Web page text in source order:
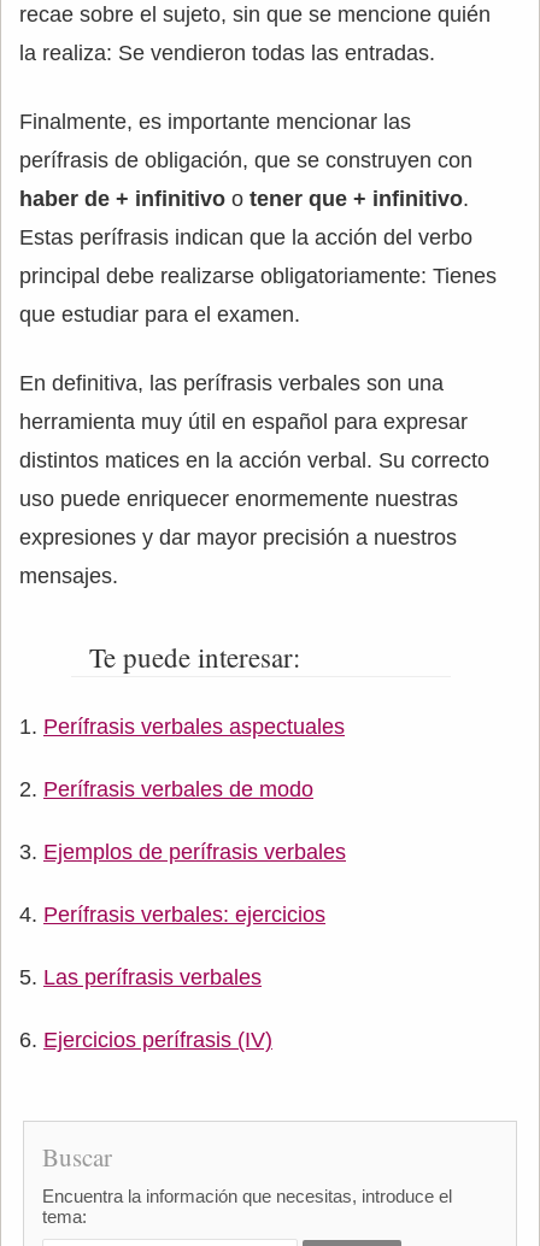
recae sobre el sujeto, sin que se mencione quién
la realiza: Se vendieron todas las entradas.
Finalmente, es importante mencionar las
perífrasis de obligación, que se construyen con
haber de + infinitivo o tener que + infinitivo.
Estas perífrasis indican que la acción del verbo
principal debe realizarse obligatoriamente: Tienes
que estudiar para el examen.
En definitiva, las perífrasis verbales son una
herramienta muy útil en español para expresar
distintos matices en la acción verbal. Su correcto
uso puede enriquecer enormemente nuestras
expresiones y dar mayor precisión a nuestros
mensajes.
Te puede interesar:
Perífrasis verbales aspectuales
Perífrasis verbales de modo
Ejemplos de perífrasis verbales
Perífrasis verbales: ejercicios
Las perífrasis verbales
Ejercicios perífrasis (IV)
Buscar
Encuentra la información que necesitas, introduce el
tema: